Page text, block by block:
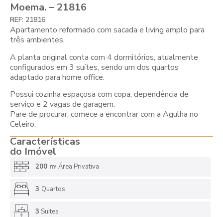
Moema. – 21816
REF: 21816
Apartamento reformado com sacada e living amplo para
três ambientes.
A planta original conta com 4 dormitórios, atualmente
configurados em 3 suítes, sendo um dos quartos
adaptado para home office.
Possui cozinha espaçosa com copa, dependência de
serviço e 2 vagas de garagem.
Pare de procurar, comece a encontrar com a Agulha no
Celeiro.
Características
do Imóvel
200 m2 Área Privativa
3 Quartos
3 Suites